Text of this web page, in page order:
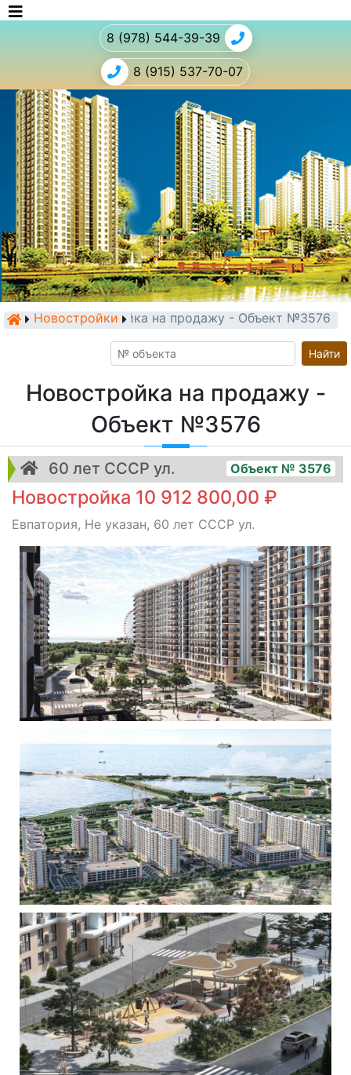
8 (978) 544-39-39
8 (915) 537-70-07
Новостройки
Новостройка на продажу - Объект №3576
Найти
Новостройка на продажу -
Объект №3576
60 лет СССР ул. Объект № 3576
Новостройка 10 912 800,00 ₽
Евпатория, Не указан, 60 лет СССР ул.